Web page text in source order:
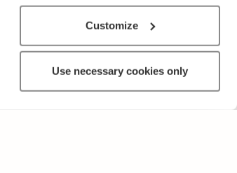
Customize
Use necessary cookies only